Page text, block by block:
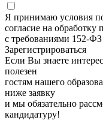
Я принимаю условия
согласие на
с требованиями 152-ФЗ
Зарегистрироватьcя
Если Вы знаете
полезен
гостям нашего
ниже заявку
и мы обязательно
кандидатуру!